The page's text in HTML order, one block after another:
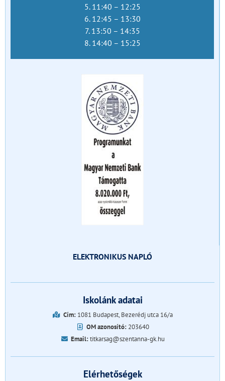
5. 11:40 – 12:25
6. 12:45 – 13:30
7. 13:50 – 14:35
8. 14:40 – 15:25
ELEKTRONIKUS NAPLÓ
Iskolánk adatai
Cím:1081 Budapest, Bezerédj utca 16/a
OM azonosító: 203640
Email:titkarsag@szentanna-gk.hu
Elérhetőségek